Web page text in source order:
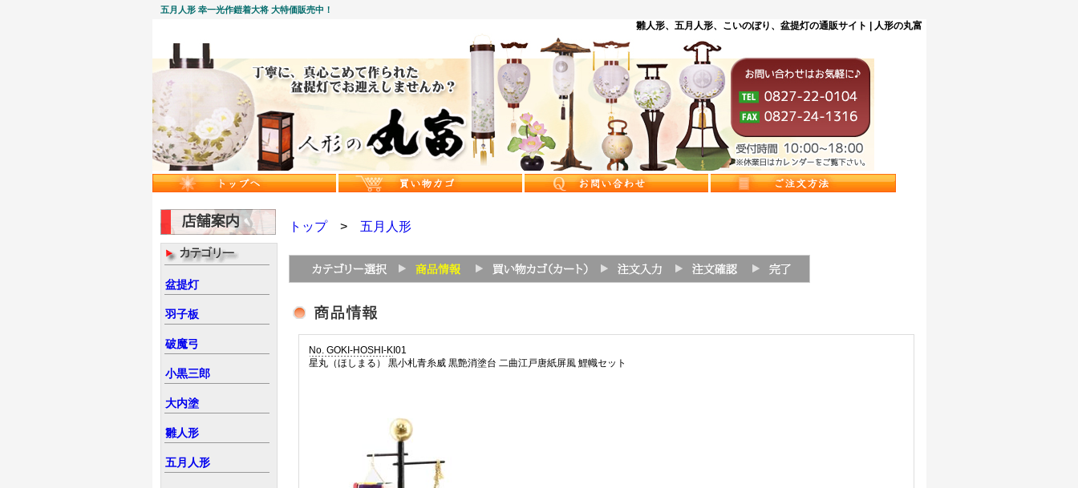
五月人形 幸一光作鎧着大将 大特価販売中！
雛人形、五月人形、こいのぼり、盆提灯の通販サイト | 人形の丸富
盆提灯
羽子板
破魔弓
小黒三郎
大内塗
雛人形
五月人形
トップ> 五月人形
No. GOKI-HOSHI-KI01
星丸（ほしまる） 黒小札青糸威 黒艶消塗台 二曲江戸唐紙屏風 鯉幟セット